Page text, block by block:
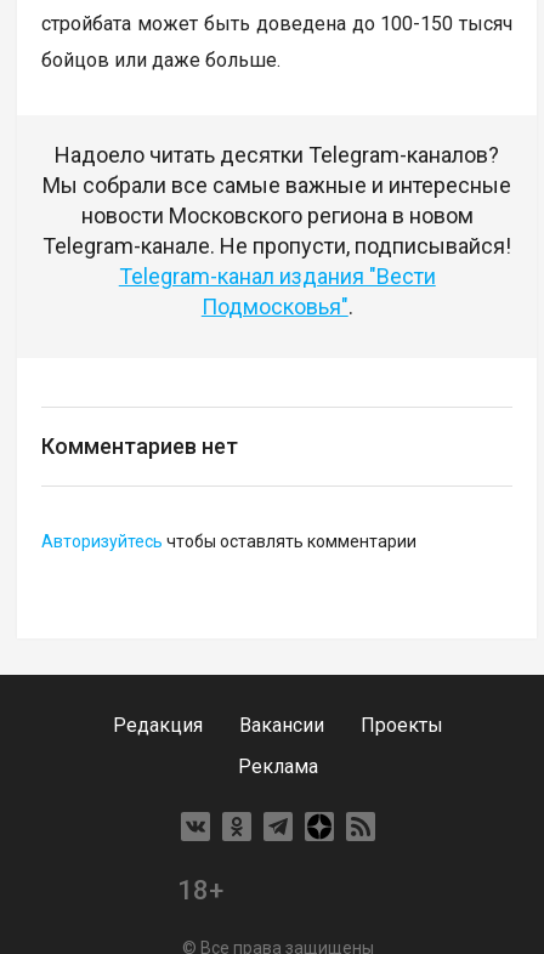
стройбата может быть доведена до 100-150 тысяч
бойцов или даже больше.
Надоело читать десятки Telegram-каналов?
Мы собрали все самые важные и интересные
новости Московского региона в новом
Telegram-канале. Не пропусти, подписывайся!
Telegram-канал издания "Вести
Подмосковья".
Комментариев нет
Авторизуйтесь чтобы оставлять комментарии
Редакция Вакансии
Проекты
Реклама
18+
© Все права защищены